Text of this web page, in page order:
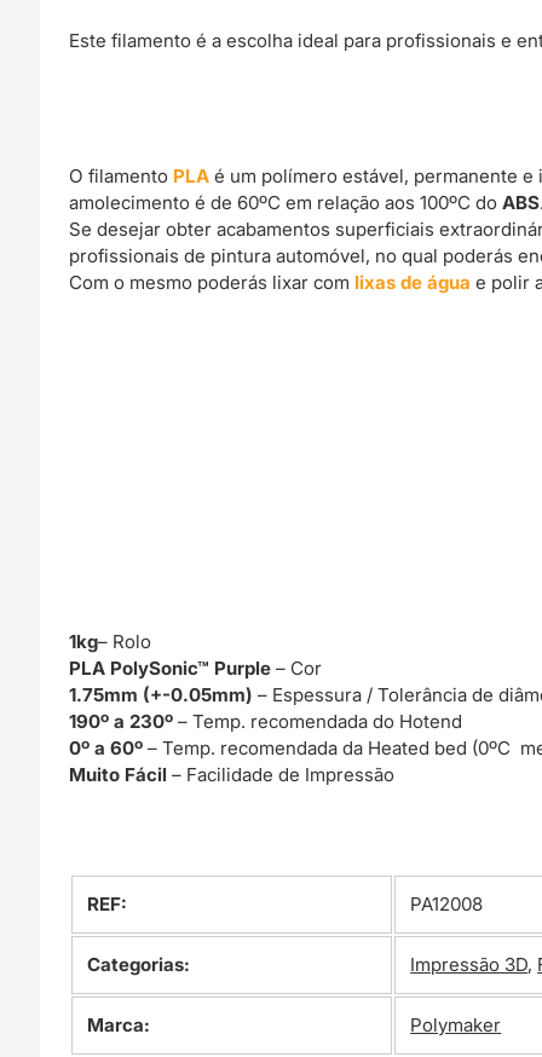
Este filamento é a escolha ideal para profissionais e
O filamento PLA é um polímero estável, permanente
amolecimento é de 60ºC em relação aos 100ºC doABS
Se desejar obter acabamentos superficiais
profissionais de pintura automóvel, no qual poderás
Com o mesmo poderás lixar com lixas de água e polir
1kg– Rolo
PLA PolySonic™ Purple– Cor
1.75mm (+-0.05mm) – Espessura / Tolerância de
190º a 230º – Temp. recomendada do Hotend
0º a 60º – Temp. recomendada da Heated bed (0ºC
Muito Fácil– Facilidade de Impressão
REF: PA12008
Categorias: Impressão 3D,
Marca: Polymaker